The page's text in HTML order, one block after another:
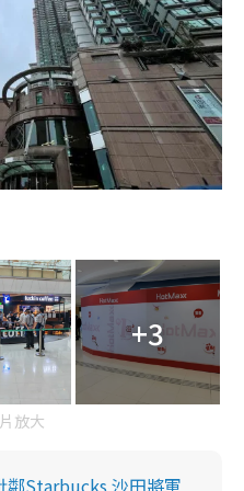
+3
放大